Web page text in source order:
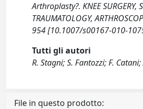
Arthroplasty?. KNEE SURGERY,
TRAUMATOLOGY,
954 [10.1007/s00167-010-
Tutti gli autori
R. Stagni; S. Fantozzi; F.
File in questo prodotto: